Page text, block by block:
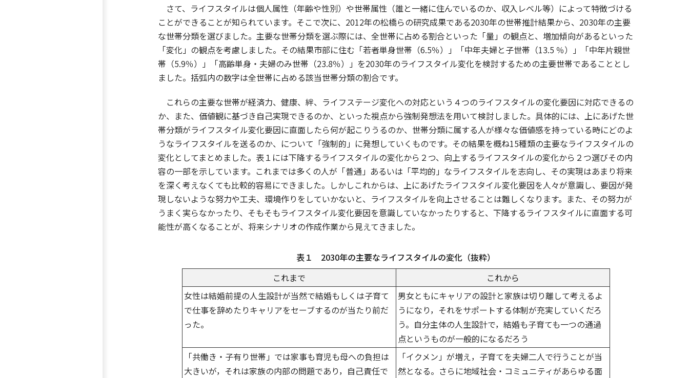
さて、ライフスタイルは個人属性（年齢や性別）や世帯属性（誰と一緒に住んでいるのか、収入レベル等）によって特徴づける
ことができることが知られています。そこで次に、2012年の松橋らの研究成果である2030年の世帯推計結果から、2030年の主要
な世帯分類を選びました。主要な世帯分類を選ぶ際には、全世帯に占める割合といった「量」の観点と、増加傾向があるといった
「変化」の観点を考慮しました。その結果市部に住む「若者単身世帯（6.5％）」「中年夫婦と子世帯（13.5 ％）」「中年片親世
帯（5.9％）」「高齢単身・夫婦のみ世帯（23.8％）」を2030年のライフスタイル変化を検討するための主要世帯であることとし
ました。括弧内の数字は全世帯に占める該当世帯分類の割合です。
これらの主要な世帯が経済力、健康、絆、ライフステージ変化への対応という４つのライフスタイルの変化要因に対応できるの
か、また、価値観に基づき自己実現できるのか、といった視点から強制発想法を用いて検討しました。具体的には、上にあげた世
帯分類がライフスタイル変化要因に直面したら何が起こりうるのか、世帯分類に属する人が様々な価値感を持っている時にどのよ
うなライフスタイルを送るのか、について「強制的」に発想していくものです。その結果を概ね15種類の主要なライフスタイルの
変化としてまとめました。表１には下降するライフスタイルの変化から２つ、向上するライフスタイルの変化から２つ選びその内
容の一部を示しています。これまでは多くの人が「普通」あるいは「平均的」なライフスタイルを志向し、その実現はあまり将来
を深く考えなくても比較的容易にできました。しかしこれからは、上にあげたライフスタイル変化要因を人々が意識し、要因が発
現しないような努力や工夫、環境作りをしていかないと、ライフスタイルを向上させることは難しくなります。また、その努力が
うまく実らなかったり、そもそもライフスタイル変化要因を意識していなかったりすると、下降するライフスタイルに直面する可
能性が高くなることが、将来シナリオの作成作業から見えてきました。
表１ 2030年の主要なライフスタイルの変化（抜粋）
これまで
これから
女性は結婚前提の人生設計が当然で結婚もしくは子育て
で仕事を辞めたりキャリアをセーブするのが当たり前だ
った。
男女ともにキャリアの設計と家族は切り離して考えるよ
うになり，それをサポートする体制が充実していくだろ
う。自分主体の人生設計で，結婚も子育ても一つの通過
点というものが一般的になるだろう
「共働き・子有り世帯」では家事も育児も母への負担は
大きいが，それは家族の内部の問題であり，自己責任で
「イクメン」が増え，子育てを夫婦二人で行うことが当
然となる。さらに地域社会・コミュニティがあらゆる面